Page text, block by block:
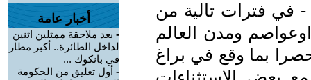
- في فترات تالية من
ومدن العالم
حصرا بما وقع في براغ
أخبار عامة
- بعد ملاحقة ممثلين اثنين
لداخل الطائرة.. أكبر مطار
في بانكوك ...
- أول تعليق من الحكومة